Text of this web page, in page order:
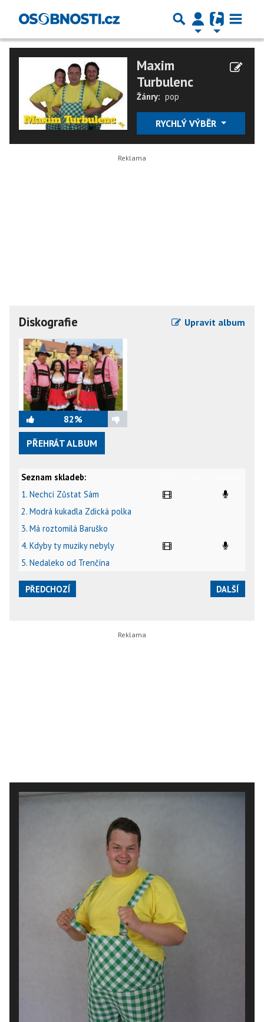
Maxim
Turbulenc
Žánry: pop
RYCHLÝ VÝBĚR
Diskografie Upravit album
82%
PŘEHRÁT ALBUM
Seznam skladeb:
1. Nechci Zůstat Sám
2. Modrá kukadla Zdická polka
3. Má roztomilá Baruško
4. Kdyby ty muziky nebyly
5. Nedaleko od Trenčína
PŘEDCHOZÍ DALŠÍ